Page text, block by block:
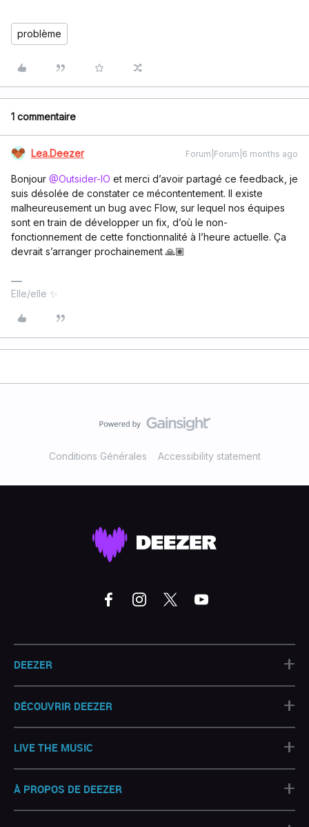
problème
1 commentaire
Lea.Deezer Forum|Forum|6 months ago
Bonjour ​ @Outsider-IO et merci d’avoir partagé ce feedback, je
suis désolée de constater ce mécontentement. Il existe
malheureusement un bug avec Flow, sur lequel nos équipes
sont en train de développer un fix, d’où le non-
fonctionnement de cette fonctionnalité à l’heure actuelle. Ça
devrait s’arranger prochainement 🙏🏽
Elle/elle ✨
Conditions Générales Accessibility statement
DEEZER +
DÉCOUVRIR DEEZER +
LIVE THE MUSIC +
À PROPOS DE DEEZER +